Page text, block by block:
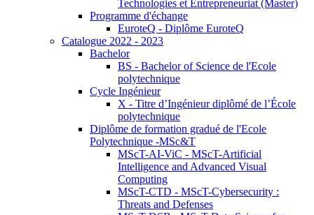
Technologies et Entrepreneuriat (Master)
Programme d'échange
EuroteQ - Diplôme EuroteQ
Catalogue 2022 - 2023
Bachelor
BS - Bachelor of Science de l'Ecole
polytechnique
Cycle Ingénieur
X - Titre d’Ingénieur diplômé de l’École
polytechnique
Diplôme de formation gradué de l'Ecole
Polytechnique -MSc&T
MScT-AI-ViC - MScT-Artificial
Intelligence and Advanced Visual
Computing
MScT-CTD - MScT-Cybersecurity :
Threats and Defenses